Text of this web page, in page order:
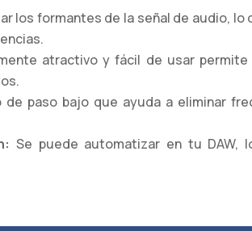
los formantes de la señal de audio, lo
atractivo y fácil de usar
paso bajo que ayuda a eliminar
Se puede automatizar en tu